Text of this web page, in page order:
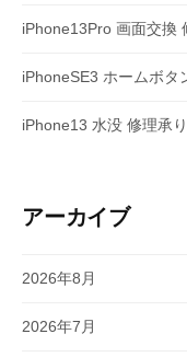
iPhone13Pro 画面交換
iPhoneSE3 ホームボタ
iPhone13 水没 修理承
アーカイブ
2026年8月
2026年7月